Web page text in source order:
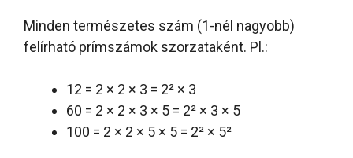
Minden természetes szám (1-nél nagyobb)
felírható prímszámok szorzataként. Pl.:
12 = 2 × 2 × 3 = 2² × 3
60 = 2 × 2 × 3 × 5 = 2² × 3 × 5
100 = 2 × 2 × 5 × 5 = 2² × 5²